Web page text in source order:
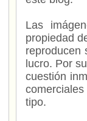
Las
propiedad
reproducen
lucro. Por
cuestión
tipo.